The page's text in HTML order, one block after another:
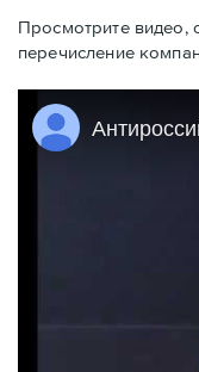
Просмотрите видео,
перечисление